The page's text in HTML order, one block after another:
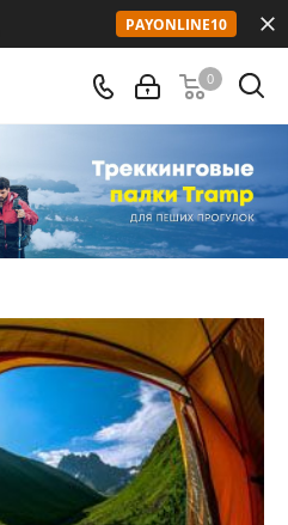
PAYONLINE10
0